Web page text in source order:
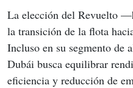
La elección del Revuelto
la transición de la flota
Incluso en su segmento de
Dubái busca equilibrar
eficiencia y reducción de